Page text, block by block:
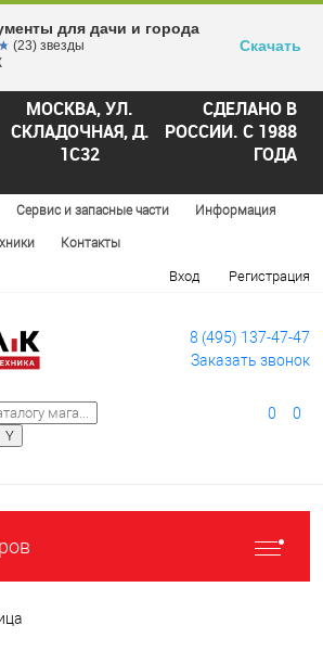
МОСКВА, УЛ.
СКЛАДОЧНАЯ, Д.
1С32
СДЕЛАНО В
РОССИИ. С 1988
ГОДА
Сервис и запасные части Информация
Контакты
Вход Регистрация
8 (495) 137-47-47
Заказать звонок
0 0
для дачи и города
(23) звезды
Скачать